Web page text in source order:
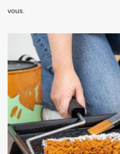
vous.